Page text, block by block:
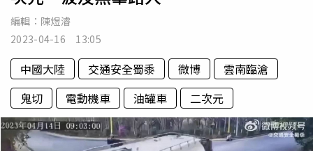
編輯： 陳煜濬
2023-04-16 13:05
中國大陸 交通安全蜀黍 微博
雲南臨滄
鬼切
電動機車 油罐車 二次元